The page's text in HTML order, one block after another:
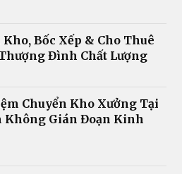
Bốc Xếp & Cho Thuê
Đình Chất Lượng
Chuyển Kho Xưởng Tại
Không Gián Đoạn Kinh